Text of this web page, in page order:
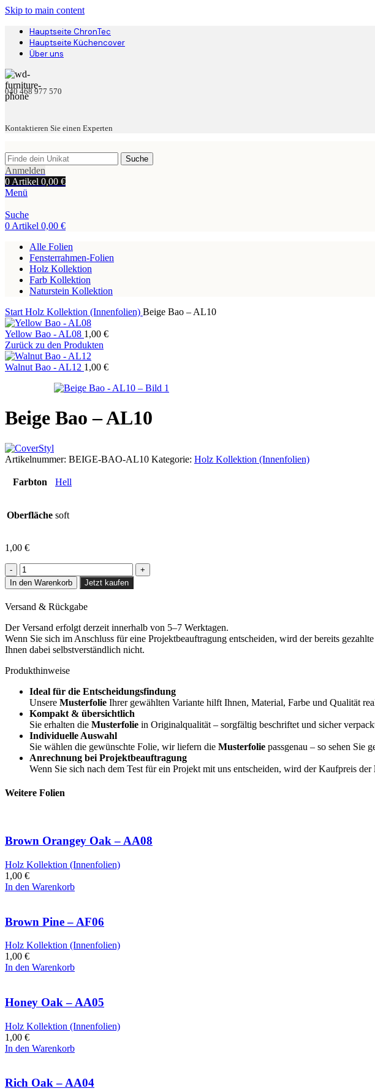
Skip to main content
Hauptseite ChronTec
Hauptseite Küchencover
Über uns
040 468 977 570
Kontaktieren Sie einen Experten
Suche
Anmelden
0 Artikel 0,00 €
Menü
Suche
0 Artikel 0,00 €
Alle Folien
Fensterrahmen-Folien
Holz Kollektion
Farb Kollektion
Naturstein Kollektion
Start Holz Kollektion (Innenfolien) Beige Bao – AL10
Yellow Bao - AL08 1,00 €
Zurück zu den Produkten
Walnut Bao - AL12 1,00 €
Beige Bao – AL10
Artikelnummer: BEIGE-BAO-AL10 Kategorie: Holz Kollektion (Innenfolien)
Farbton Hell
Oberfläche soft
1,00 €
Beige
Bao
-
AL10
Menge
In den Warenkorb Jetzt kaufen
Versand & Rückgabe
Der Versand erfolgt derzeit innerhalb von 5–7 Werktagen.
Wenn Sie sich im Anschluss für eine Projektbeauftragung entscheiden, wird der bereits
Ihnen dabei selbstverständlich nicht.
Produkthinweise
Ideal für die Entscheidungsfindung
Unsere Musterfolie Ihrer gewählten Variante hilft Ihnen, Material, Farbe und Qualität
Kompakt & übersichtlich
Sie erhalten die Musterfolie in Originalqualität – sorgfältig beschriftet und sicher
Individuelle Auswahl
Sie wählen die gewünschte Folie, wir liefern die Musterfolie passgenau – so sehen Sie
Anrechnung bei Projektbeauftragung
Wenn Sie sich nach dem Test für ein Projekt mit uns entscheiden, wird der Kaufpreis der
Weitere Folien
Brown Orangey Oak – AA08
Holz Kollektion (Innenfolien)
1,00 €
In den Warenkorb
Brown Pine – AF06
Holz Kollektion (Innenfolien)
1,00 €
In den Warenkorb
Honey Oak – AA05
Holz Kollektion (Innenfolien)
1,00 €
In den Warenkorb
Rich Oak – AA04